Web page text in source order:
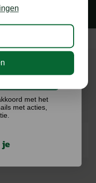
onze webshop.
met het
met acties,
je